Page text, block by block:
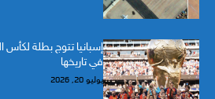
في تاريخها
يوليو 20, 2026